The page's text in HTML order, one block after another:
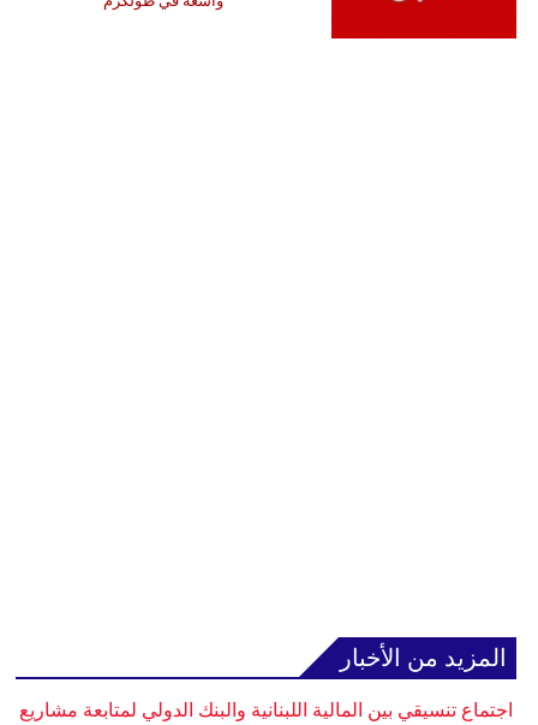
المزيد من الأخبار
اجتماع تنسيقي بين المالية اللبنانية والبنك الدولي لمتابعة مشاريع